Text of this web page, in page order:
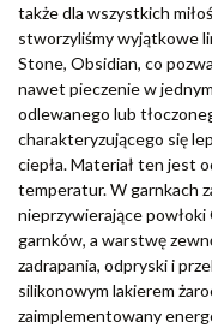
także dla wszystkich
stworzyliśmy wyjątkowe
Stone, Obsidian, co
nawet pieczenie w
odlewanego lub
charakteryzującego się
ciepła. Materiał ten jest
temperatur. W garnkach
nieprzywierające
garnków, a warstwę
zadrapania, odpryski i
silikonowym lakierem
zaimplementowany